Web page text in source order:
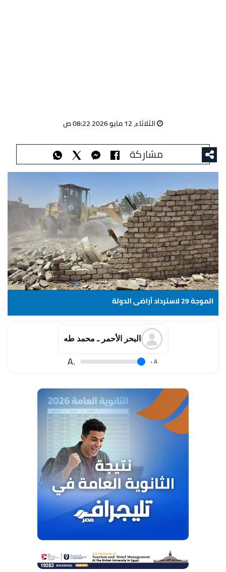
الثلاثاء، 12 مايو 2026 08:22 ص
مشاركة
الموجة 29 لاسترداد أراضى الدولة
البحر الأحمر ـ محمد طه
A
.
.A